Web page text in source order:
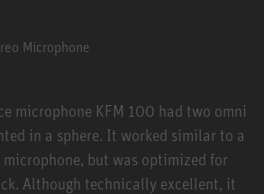
Microphone
microphone KFM 100 had two omni
in a sphere. It worked similar to a
microphone, but was optimized for
Although technically excellent, it